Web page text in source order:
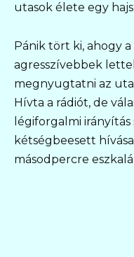
utasok élete egy
Pánik tört ki, ahogy
agresszívebbek
megnyugtatni az
Hívta a rádiót, de
légiforgalmi
kétségbeesett
másodpercre